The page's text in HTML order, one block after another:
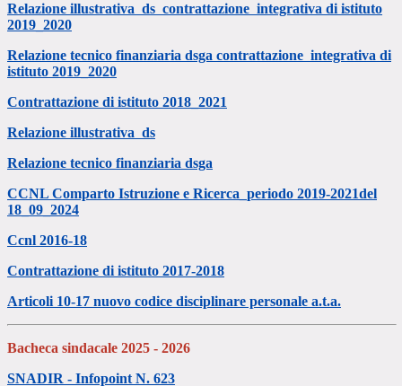
Relazione illustrativa ds contrattazione integrativa di istituto
2019_2020
Relazione tecnico finanziaria dsga contrattazione integrativa di
istituto 2019_2020
Contrattazione di istituto 2018_2021
Relazione illustrativa ds
Relazione tecnico finanziaria dsga
CCNL Comparto Istruzione e Ricerca_periodo 2019-2021del
18_09_2024
Ccnl 2016-18
Contrattazione di istituto 2017-2018
Articoli 10-17 nuovo codice disciplinare personale a.t.a.
Bacheca sindacale 2025 - 2026
SNADIR - Infopoint N. 623